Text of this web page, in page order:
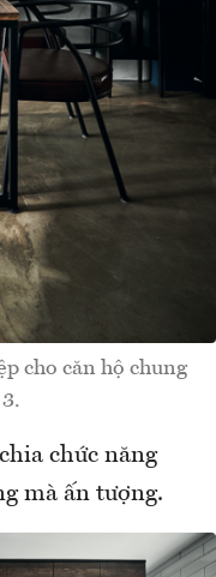
cho căn hộ chung
chức năng
mà ấn tượng.